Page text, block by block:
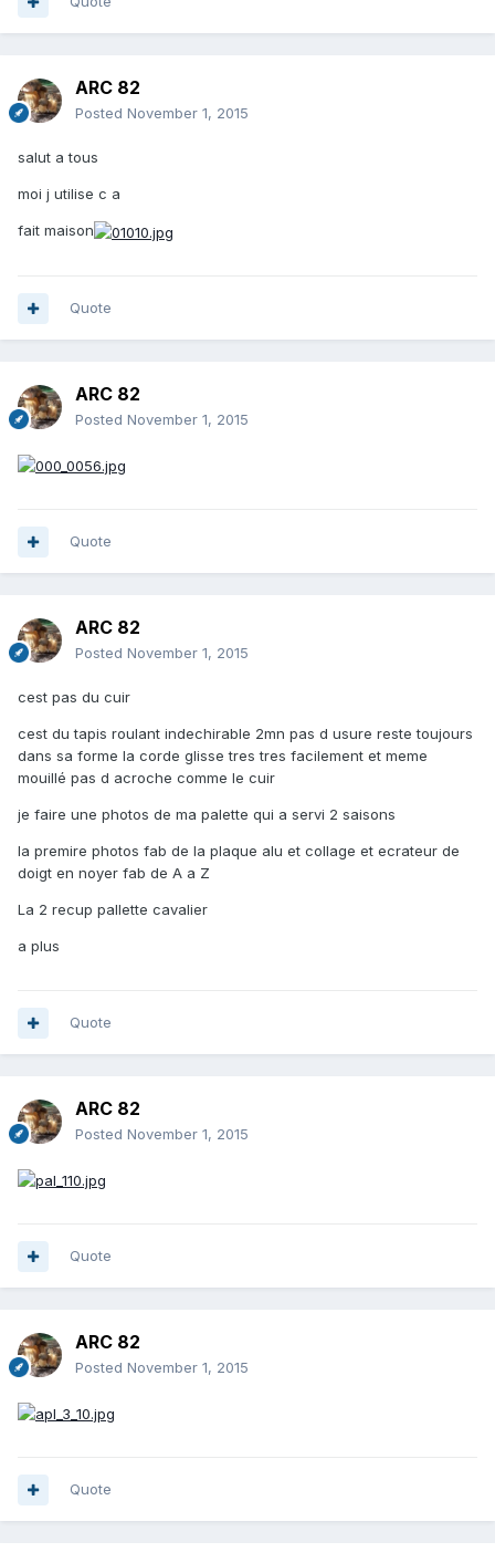
ARC 82
Posted November 1, 2015
salut a tous
moi j utilise c a
fait maison
Quote
ARC 82
Posted November 1, 2015
Quote
ARC 82
Posted November 1, 2015
cest pas du cuir
cest du tapis roulant indechirable 2mn pas d usure reste toujours
dans sa forme la corde glisse tres tres facilement et meme
mouillé pas d acroche comme le cuir
je faire une photos de ma palette qui a servi 2 saisons
la premire photos fab de la plaque alu et collage et ecrateur de
doigt en noyer fab de A a Z
La 2 recup pallette cavalier
a plus
Quote
ARC 82
Posted November 1, 2015
Quote
ARC 82
Posted November 1, 2015
Quote